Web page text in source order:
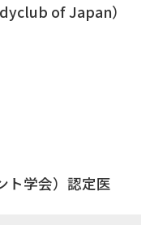
of Japan）
ト学会）認定医